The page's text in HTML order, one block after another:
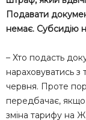
Подавати
немає. Субсидію
– Хто подасть
нараховуватись з
червня. Проте
передбачає, якщо
зміна тарифу на